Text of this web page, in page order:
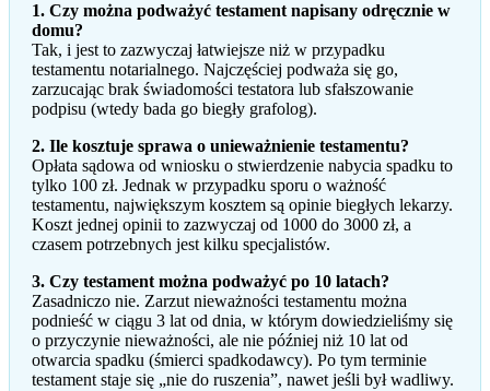
1. Czy można podważyć testament napisany odręcznie w
domu?
Tak, i jest to zazwyczaj łatwiejsze niż w przypadku
testamentu notarialnego. Najczęściej podważa się go,
zarzucając brak świadomości testatora lub sfałszowanie
podpisu (wtedy bada go biegły grafolog).
2. Ile kosztuje sprawa o unieważnienie testamentu?
Opłata sądowa od wniosku o stwierdzenie nabycia spadku to
tylko 100 zł. Jednak w przypadku sporu o ważność
testamentu, największym kosztem są opinie biegłych lekarzy.
Koszt jednej opinii to zazwyczaj od 1000 do 3000 zł, a
czasem potrzebnych jest kilku specjalistów.
3. Czy testament można podważyć po 10 latach?
Zasadniczo nie. Zarzut nieważności testamentu można
podnieść w ciągu 3 lat od dnia, w którym dowiedzieliśmy się
o przyczynie nieważności, ale nie później niż 10 lat od
otwarcia spadku (śmierci spadkodawcy). Po tym terminie
testament staje się „nie do ruszenia”, nawet jeśli był wadliwy.